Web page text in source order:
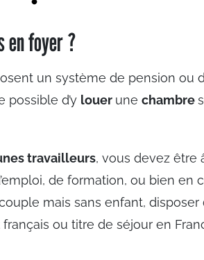
en foyer ?
un système de pension ou
possible d’y louer une chambre
travailleurs, vous devez être
de formation, ou bien en
mais sans enfant, disposer
français ou titre de séjour en